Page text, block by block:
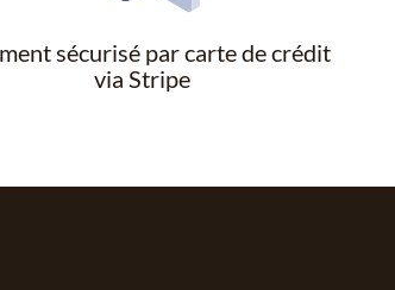
sécurisé par carte de crédit
via Stripe